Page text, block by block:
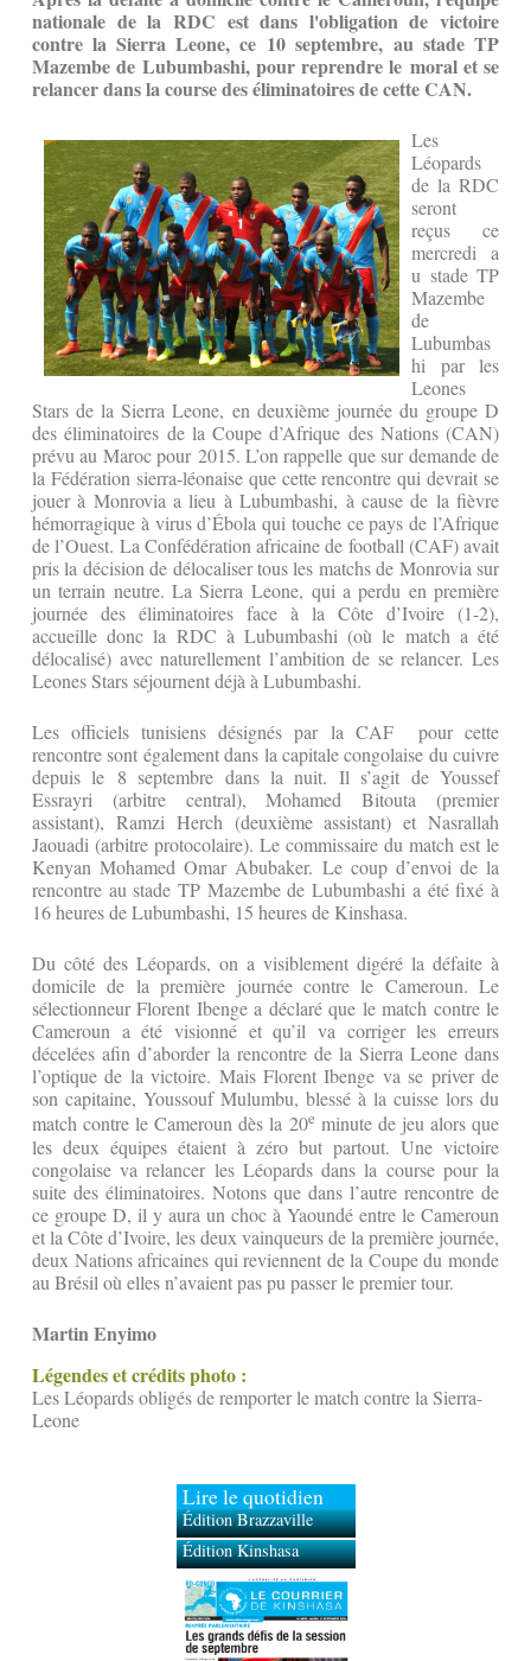
nationale de la RDC est dans l'obligation de victoire
contre la Sierra Leone, ce 10 septembre, au stade TP
Mazembe de Lubumbashi, pour reprendre le moral et se
relancer dans la course des éliminatoires de cette CAN.
Les
Léopards
de la RDC
seront
reçus ce
mercredi a
u stade TP
Mazembe
de
Lubumbas
hi par les
Leones
Stars de la Sierra Leone, en deuxième journée du groupe D
des éliminatoires de la Coupe d’Afrique des Nations (CAN)
prévu au Maroc pour 2015. L’on rappelle que sur demande de
la Fédération sierra-léonaise que cette rencontre qui devrait se
jouer à Monrovia a lieu à Lubumbashi, à cause de la fièvre
hémorragique à virus d’Ébola qui touche ce pays de l’Afrique
de l’Ouest. La Confédération africaine de football (CAF) avait
pris la décision de délocaliser tous les matchs de Monrovia sur
un terrain neutre. La Sierra Leone, qui a perdu en première
journée des éliminatoires face à la Côte d’Ivoire (1-2),
accueille donc la RDC à Lubumbashi (où le match a été
délocalisé) avec naturellement l’ambition de se relancer. Les
Leones Stars séjournent déjà à Lubumbashi.
Les officiels tunisiens désignés par la CAF pour cette
rencontre sont également dans la capitale congolaise du cuivre
depuis le 8 septembre dans la nuit. Il s’agit de Youssef
Essrayri (arbitre central), Mohamed Bitouta (premier
assistant), Ramzi Herch (deuxième assistant) et Nasrallah
Jaouadi (arbitre protocolaire). Le commissaire du match est le
Kenyan Mohamed Omar Abubaker. Le coup d’envoi de la
rencontre au stade TP Mazembe de Lubumbashi a été fixé à
16 heures de Lubumbashi, 15 heures de Kinshasa.
Du côté des Léopards, on a visiblement digéré la défaite à
domicile de la première journée contre le Cameroun. Le
sélectionneur Florent Ibenge a déclaré que le match contre le
Cameroun a été visionné et qu’il va corriger les erreurs
décelées afin d’aborder la rencontre de la Sierra Leone dans
l’optique de la victoire. Mais Florent Ibenge va se priver de
son capitaine, Youssouf Mulumbu, blessé à la cuisse lors du
match contre le Cameroun dès la 20eminute de jeu alors que
les deux équipes étaient à zéro but partout. Une victoire
congolaise va relancer les Léopards dans la course pour la
suite des éliminatoires. Notons que dans l’autre rencontre de
ce groupe D, il y aura un choc à Yaoundé entre le Cameroun
et la Côte d’Ivoire, les deux vainqueurs de la première journée,
deux Nations africaines qui reviennent de la Coupe du monde
au Brésil où elles n’avaient pas pu passer le premier tour.
Martin Enyimo
Légendes et crédits photo :
Les Léopards obligés de remporter le match contre la Sierra-
Leone
Lire le quotidien
Édition Brazzaville
Édition Kinshasa